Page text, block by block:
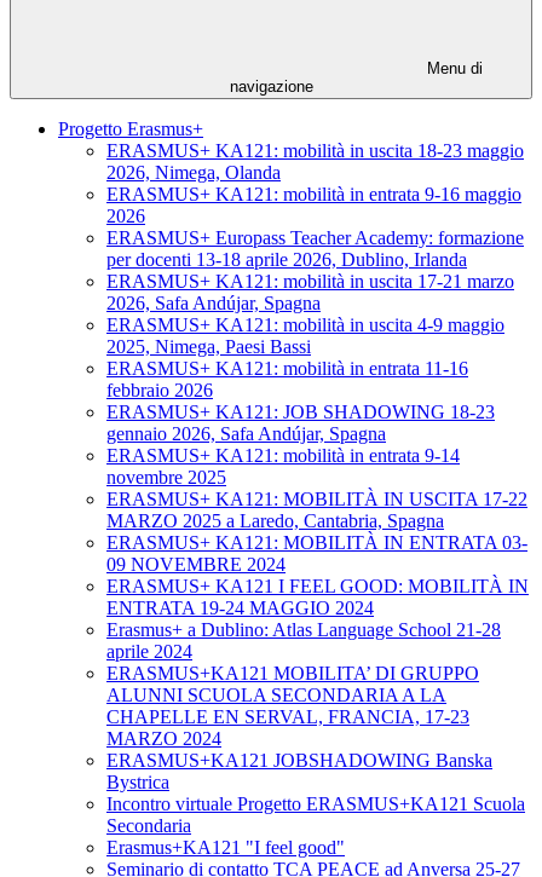
Menu di
navigazione
Progetto Erasmus+
ERASMUS+ KA121: mobilità in uscita 18-23 maggio
2026, Nimega, Olanda
ERASMUS+ KA121: mobilità in entrata 9-16 maggio
2026
ERASMUS+ Europass Teacher Academy: formazione
per docenti 13-18 aprile 2026, Dublino, Irlanda
ERASMUS+ KA121: mobilità in uscita 17-21 marzo
2026, Safa Andújar, Spagna
ERASMUS+ KA121: mobilità in uscita 4-9 maggio
2025, Nimega, Paesi Bassi
ERASMUS+ KA121: mobilità in entrata 11-16
febbraio 2026
ERASMUS+ KA121: JOB SHADOWING 18-23
gennaio 2026, Safa Andújar, Spagna
ERASMUS+ KA121: mobilità in entrata 9-14
novembre 2025
ERASMUS+ KA121: MOBILITÀ IN USCITA 17-22
MARZO 2025 a Laredo, Cantabria, Spagna
ERASMUS+ KA121: MOBILITÀ IN ENTRATA 03-
09 NOVEMBRE 2024
ERASMUS+ KA121 I FEEL GOOD: MOBILITÀ IN
ENTRATA 19-24 MAGGIO 2024
Erasmus+ a Dublino: Atlas Language School 21-28
aprile 2024
ERASMUS+KA121 MOBILITA’ DI GRUPPO
ALUNNI SCUOLA SECONDARIA A LA
CHAPELLE EN SERVAL, FRANCIA, 17-23
MARZO 2024
ERASMUS+KA121 JOBSHADOWING Banska
Bystrica
Incontro virtuale Progetto ERASMUS+KA121 Scuola
Secondaria
Erasmus+KA121 "I feel good"
Seminario di contatto TCA PEACE ad Anversa 25-27